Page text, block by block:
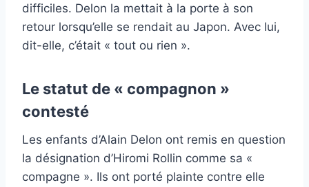
difficiles. Delon la mettait à la porte à son
retour lorsqu’elle se rendait au Japon. Avec lui,
dit-elle, c’était « tout ou rien ».
Le statut de « compagnon »
contesté
Les enfants d’Alain Delon ont remis en question
la désignation d’Hiromi Rollin comme sa «
compagne ». Ils ont porté plainte contre elle